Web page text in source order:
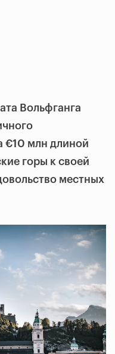
Вольфганга
€10 млн длиной
горы к своей
местных